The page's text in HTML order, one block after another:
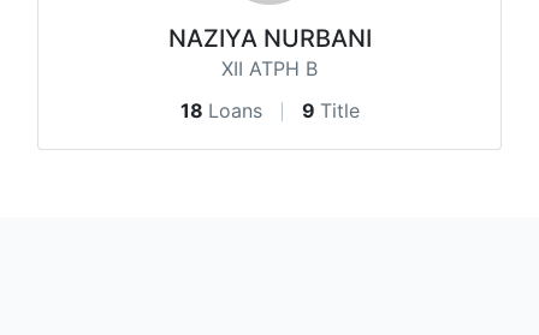
NAZIYA NURBANI
XII ATPH B
18 Loans 9 Title